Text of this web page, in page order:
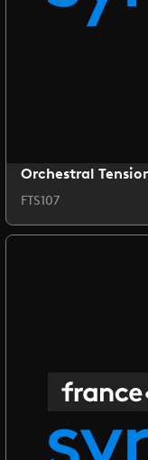
Orchestral
FTS107